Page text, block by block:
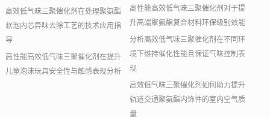
高效低气味三聚催化剂在处理聚氨酯
软泡内芯异味去除工艺的技术应用指
导
高性能高效低气味三聚催化剂在提升
儿童泡沫玩具安全性与触感表现分析
高性能高效低气味三聚催化剂对于提
升高端聚氨酯复合材料环保级别效能
分析高效低气味三聚催化剂在不同环
境下维持催化性能且保证气味控制表
现
高效低气味三聚催化剂如何助力提升
轨道交通聚氨酯内饰件的室内空气质
量